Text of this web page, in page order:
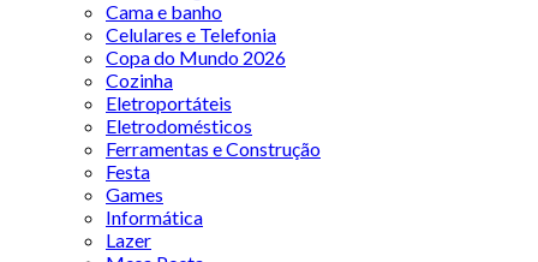
Cama e banho
Celulares e Telefonia
Copa do Mundo 2026
Cozinha
Eletroportáteis
Eletrodomésticos
Ferramentas e Construção
Festa
Games
Informática
Lazer